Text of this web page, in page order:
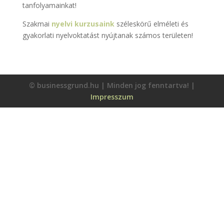
tanfolyamainkat!
Szakmai nyelvi kurzusainkszéleskörű elméleti és
gyakorlati nyelvoktatást nyújtanak számos területen!
© businessgrund.hu | Minden jog fenntartva! |
Impresszum